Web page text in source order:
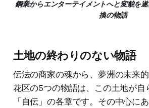
鋼業からエンターテイメントへと変貌を
換の物語
土地の終わりのない物語
伝法の商家の魂から、夢洲の未来
花区の5つの物語は、この土地が自
「自伝」の各章です。その中心に